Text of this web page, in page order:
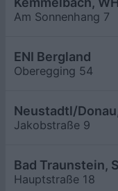
Am Sonnenhang 7
ENI Bergland
Oberegging 54
Neustadtl/
Jakobstraße 9
Bad Traunstein,
Hauptstraße 18